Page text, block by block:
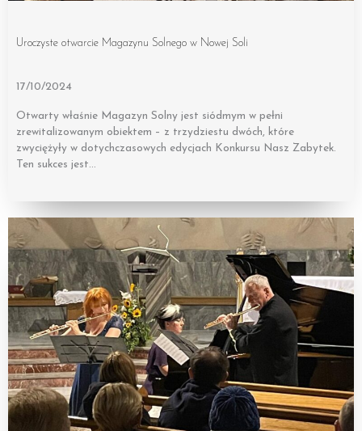
Uroczyste otwarcie Magazynu Solnego w Nowej Soli
17/10/2024
Otwarty właśnie Magazyn Solny jest siódmym w pełni
zrewitalizowanym obiektem – z trzydziestu dwóch, które
zwyciężyły w dotychczasowych edycjach Konkursu Nasz Zabytek.
Ten sukces jest…